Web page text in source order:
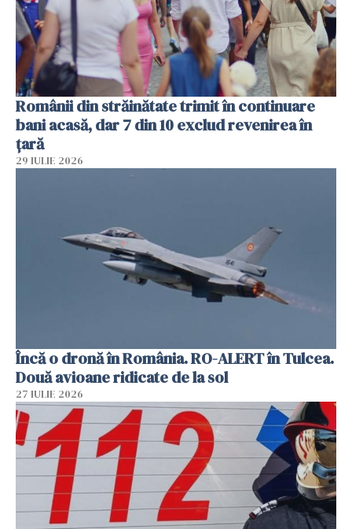
Românii din străinătate trimit în continuare
bani acasă, dar 7 din 10 exclud revenirea în
țară
29 IULIE 2026
Încă o dronă în România. RO-ALERT în Tulcea.
Două avioane ridicate de la sol
27 IULIE 2026